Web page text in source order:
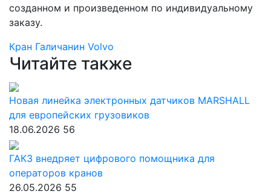
созданном и произведенном по индивидуальному
заказу.
Кран Галичанин Volvo
Читайте также
Новая линейка электронных датчиков MARSHALL
для европейских грузовиков
18.06.2026 56
ГАКЗ внедряет цифрового помощника для
операторов кранов
26.05.2026 55